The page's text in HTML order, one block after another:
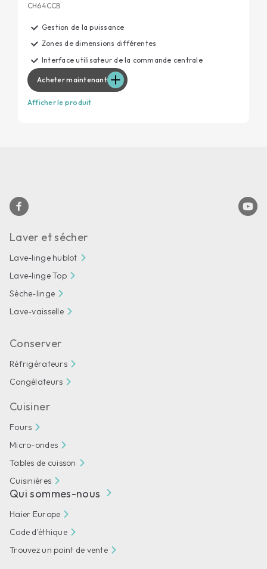
CH64CCB
Gestion de la puissance
Zones de dimensions différentes
Interface utilisateur de la commande centrale
Acheter maintenant
Afficher le produit
Laver et sécher
Lave-linge hublot
Lave-linge Top
Sèche-linge
Lave-vaisselle
Conserver
Réfrigérateurs
Congélateurs
Cuisiner
Fours
Micro-ondes
Tables de cuisson
Cuisinières
Qui sommes-nous
Haier Europe
Code d'éthique
Trouvez un point de vente